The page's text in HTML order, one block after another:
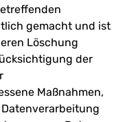
gemacht und ist
Löschung
der
Maßnahmen,